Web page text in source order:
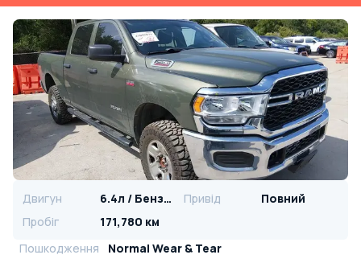
Двигун 6.4л / Бензин Привід
Повний
Пробіг
171,780 км
Пошкодження
Normal Wear & Tear